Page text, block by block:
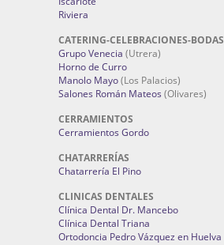
Riviera
CATERING-CELEBRACIONES-BODAS
Grupo Venecia (Utrera)
Horno de Curro
Manolo Mayo(Los Palacios)
Salones Román Mateos (Olivares)
CERRAMIENTOS
Cerramientos Gordo
CHATARRERÍAS
Chatarrería El Pino
CLINICAS DENTALES
Clínica Dental Dr. Mancebo
Clínica Dental Triana
Ortodoncia Pedro Vázquez en Huelva